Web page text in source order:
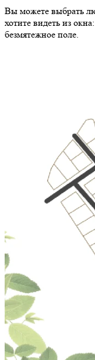
Вы можете выбрать
хотите видеть из
безмятежное поле.